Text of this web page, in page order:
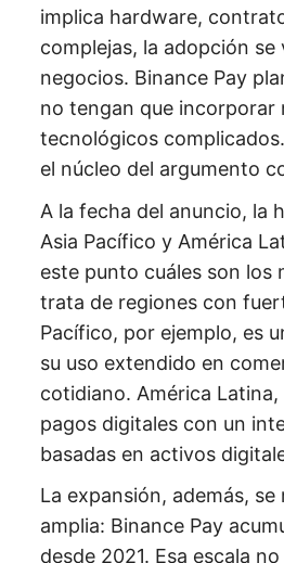
implica hardware,
complejas, la adopción
negocios. Binance Pay
no tengan que incorporar
tecnológicos
el núcleo del argumento
A la fecha del anuncio, la
Asia Pacífico y América
este punto cuáles son los
trata de regiones con
Pacífico, por ejemplo, es
su uso extendido en
cotidiano. América
pagos digitales con un
basadas en activos
La expansión, además,
amplia: Binance Pay
desde 2021. Esa escala